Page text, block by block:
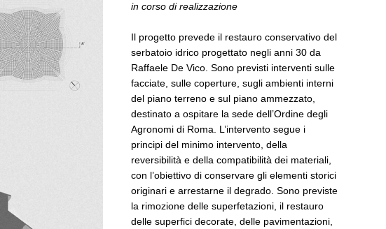
in corso di realizzazione
Il progetto prevede il restauro conservativo del
serbatoio idrico progettato negli anni 30 da
Raffaele De Vico. Sono previsti interventi sulle
facciate, sulle coperture, sugli ambienti interni
del piano terreno e sul piano ammezzato,
destinato a ospitare la sede dell’Ordine degli
Agronomi di Roma. L’intervento segue i
principi del minimo intervento, della
reversibilità e della compatibilità dei materiali,
con l’obiettivo di conservare gli elementi storici
originari e arrestarne il degrado. Sono previste
la rimozione delle superfetazioni, il restauro
delle superfici decorate, delle pavimentazioni,